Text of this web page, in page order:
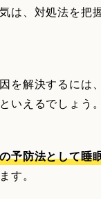
は、対処法を把
を解決するには
いえるでしょう。
予防法として睡
す。